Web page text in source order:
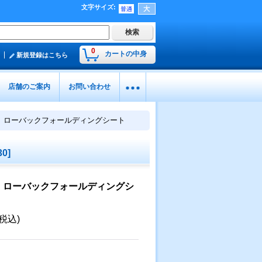
文字サイズ:
0 カートの中身
新規登録はこちら
店舗のご案内 お問い合わせ
ーバックフォールディングシート
]
ーバックフォールディングシ
込)